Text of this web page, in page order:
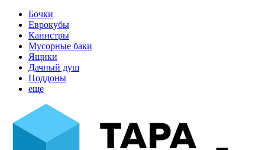
Бочки
Еврокубы
Канистры
Мусорные баки
Ящики
Дачный душ
Поддоны
еще